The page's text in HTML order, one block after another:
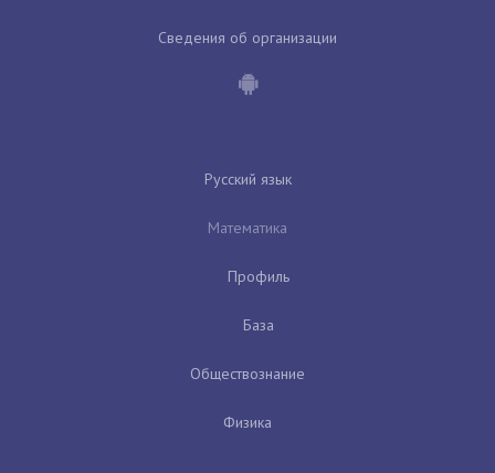
Сведения об организации
Русский язык
Математика
Профиль
База
Обществознание
Физика